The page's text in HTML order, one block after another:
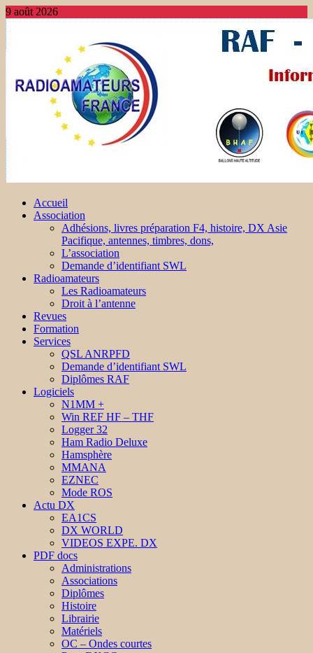
9 août 2026
Accueil
Association
Adhésions, livres préparation F4, histoire, DX Asie
Pacifique, antennes, timbres, dons,
L’association
Demande d’identifiant SWL
Radioamateurs
Les Radioamateurs
Droit à l’antenne
Revues
Formation
Services
QSL ANRPFD
Demande d’identifiant SWL
Diplômes RAF
Logiciels
N1MM +
Win REF HF – THF
Logger 32
Ham Radio Deluxe
Hamsphère
MMANA
EZNEC
Mode ROS
Actu DX
EA1CS
DX WORLD
VIDEOS EXPE. DX
PDF docs
Administrations
Associations
Diplômes
Histoire
Librairie
Matériels
OC – Ondes courtes